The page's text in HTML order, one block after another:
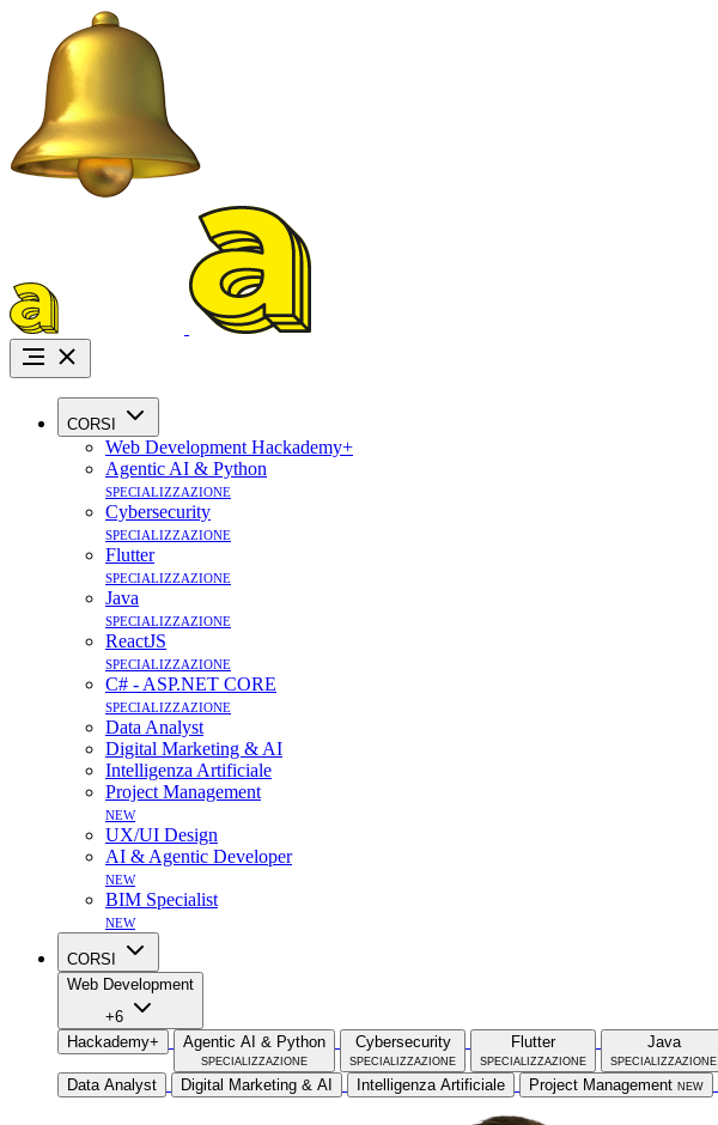
CORSI
Web Development Hackademy+
Agentic AI & Python
specializzazione
Cybersecurity
specializzazione
Flutter
specializzazione
Java
specializzazione
ReactJS
specializzazione
C# - ASP.NET CORE
specializzazione
Data Analyst
Digital Marketing & AI
Intelligenza Artificiale
Project Management
new
UX/UI Design
AI & Agentic Developer
new
BIM Specialist
new
CORSI
Web Development
+6
Hackademy+
Agentic AI & Python
specializzazione
Cybersecurity
specializzazione
Flutter
specializzazione
Java
specializzazione
Data Analyst
Digital Marketing & AI Intelligenza Artificiale Project Management new